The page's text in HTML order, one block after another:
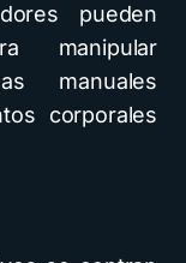
pueden
manipular
manuales
corporales